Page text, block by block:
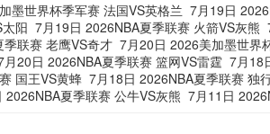
墨世界杯季军赛 法国VS英格兰 7月19日
阳 7月19日 2026NBA夏季联赛 火箭VS灰熊
联赛 老鹰VS奇才 7月20日 2026美加墨世界
月20日 2026NBA夏季联赛 篮网VS雷霆 7月18
国王VS黄蜂 7月18日 2026NBA夏季联赛 独
2026NBA夏季联赛 公牛VS灰熊 7月11日